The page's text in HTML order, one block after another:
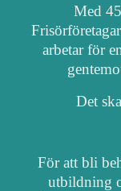
Med
arbetar för
Det
För att bli
utbildning